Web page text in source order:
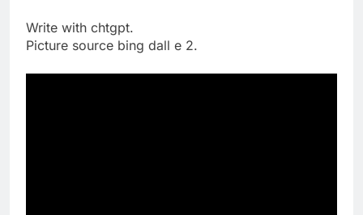
Write with chtgpt.
Picture source bing dall e 2.